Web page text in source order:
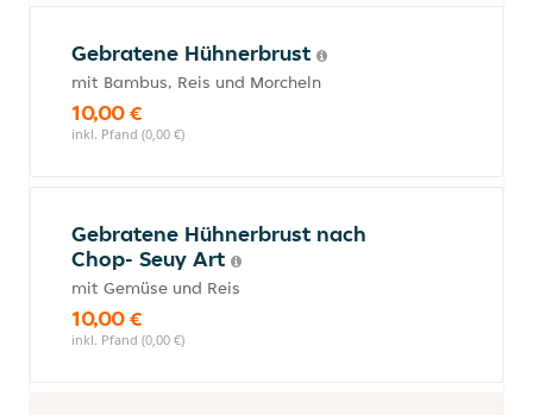
Gebratene Hühnerbrust
mit Bambus, Reis und Morcheln
10,00 €
inkl. Pfand (0,00 €)
Gebratene Hühnerbrust nach
Chop- Seuy Art
mit Gemüse und Reis
10,00 €
inkl. Pfand (0,00 €)